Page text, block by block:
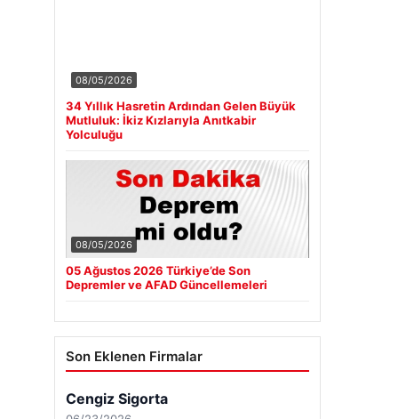
08/05/2026
34 Yıllık Hasretin Ardından Gelen Büyük
Mutluluk: İkiz Kızlarıyla Anıtkabir
Yolculuğu
08/05/2026
05 Ağustos 2026 Türkiye’de Son
Depremler ve AFAD Güncellemeleri
Son Eklenen Firmalar
Cengiz Sigorta